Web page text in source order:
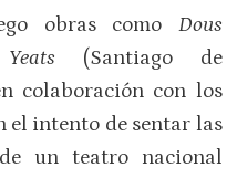
obras como Dous
Yeats (Santiago de
colaboración con los
el intento de sentar las
un teatro nacional